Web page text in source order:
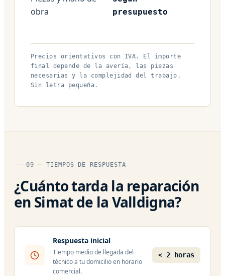
obra
presupuesto
Precios orientativos con IVA. El importe
final depende de la avería, las piezas
necesarias y la complejidad del trabajo.
Sin letra pequeña.
09 — TIEMPOS DE RESPUESTA
¿Cuánto tarda la reparación
en Simat de la Valldigna?
Respuesta inicial
Tiempo medio de llegada del
técnico a tu domicilio en horario
comercial.
< 2 horas